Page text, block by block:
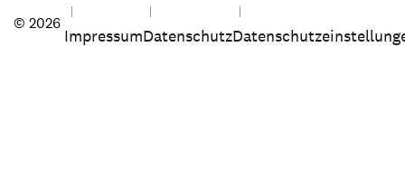
© 2026
ImpressumDatenschutz